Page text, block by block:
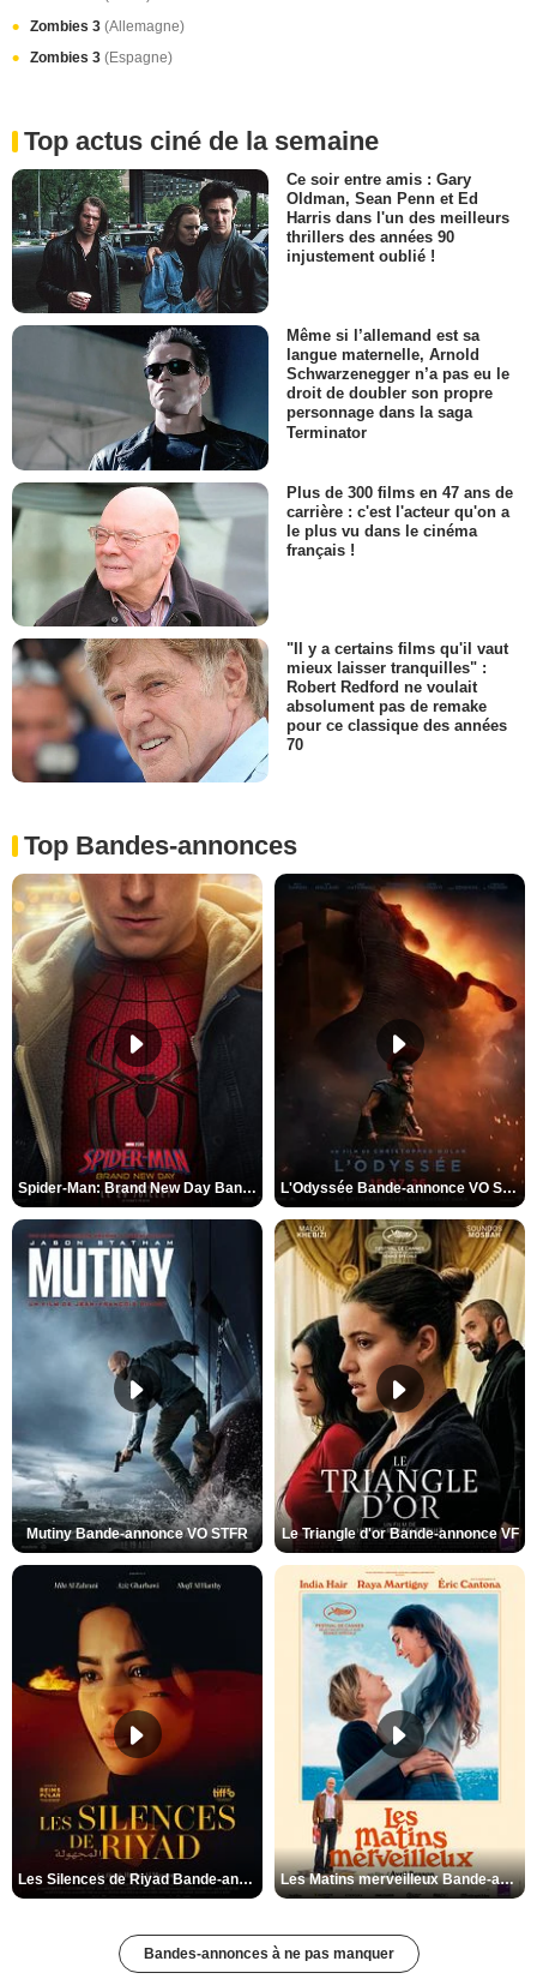
Zombies 3 (Allemagne)
Zombies 3 (Espagne)
Top actus ciné de la semaine
Ce soir entre amis : Gary
Oldman, Sean Penn et Ed
Harris dans l'un des meilleurs
thrillers des années 90
injustement oublié !
Même si l’allemand est sa
langue maternelle, Arnold
Schwarzenegger n’a pas eu le
droit de doubler son propre
personnage dans la saga
Terminator
Plus de 300 films en 47 ans de
carrière : c'est l'acteur qu'on a
le plus vu dans le cinéma
français !
"Il y a certains films qu'il vaut
mieux laisser tranquilles" :
Robert Redford ne voulait
absolument pas de remake
pour ce classique des années
70
Top Bandes-annonces
Spider-Man: Brand New Day Bande-annonce VO STFR L'Odyssée Bande-annonce VO STFR
Mutiny Bande-annonce VO STFR Le Triangle d'or Bande-annonce VF
Les Silences de Riyad Bande-annonce VO STFR Les Matins merveilleux Bande-annonce VF
Bandes-annonces à ne pas manquer